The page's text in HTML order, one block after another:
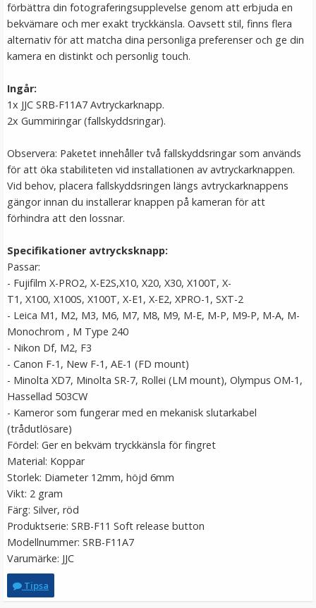
Sunwayfoto Motviktskrok – Stabilitet för stativ med
1/4-tums monteringsgänga
★★★
169 kr
LÄGG I VARUKORG
JJC Blixtskoskydd hot-shoe för Fujifilm kameror Silver
förbättra din fotograferingsupplevelse genom att erbjuda en
bekvämare och mer exakt tryckkänsla. Oavsett stil, finns flera
alternativ för att matcha dina personliga preferenser och ge din
kamera en distinkt och personlig touch.
Ingår:
1x JJC SRB-F11A7 Avtryckarknapp.
2x Gummiringar (fallskyddsringar).
Observera: Paketet innehåller två fallskyddsringar som används
för att öka stabiliteten vid installationen av avtryckarknappen.
Vid behov, placera fallskyddsringen längs avtryckarknappens
gängor innan du installerar knappen på kameran för att
förhindra att den lossnar.
Specifikationer avtrycksknapp:
Passar:
- Fujifilm X-PRO2, X-E2S,X10, X20, X30, X100T, X-
T1, X100, X100S, X100T, X-E1, X-E2, XPRO-1, SXT-2
- Leica M1, M2, M3, M6, M7, M8, M9, M-E, M-P, M9-P, M-A, M-
Monochrom , M Type 240
- Nikon Df, M2, F3
- Canon F-1, New F-1, AE-1 (FD mount)
- Minolta XD7, Minolta SR-7, Rollei (LM mount), Olympus OM-1,
Hassellad 503CW
- Kameror som fungerar med en mekanisk slutarkabel
(trådutlösare)
Fördel: Ger en bekväm tryckkänsla för fingret
Material: Koppar
Storlek: Diameter 12mm, höjd 6mm
Vikt: 2 gram
Färg: Silver, röd
Produktserie: SRB-F11 Soft release button
Modellnummer: SRB-F11A7
Varumärke: JJC
Tipsa